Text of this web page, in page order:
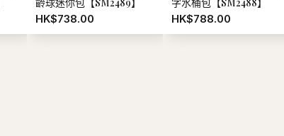
HK$738.00
HK$788.00